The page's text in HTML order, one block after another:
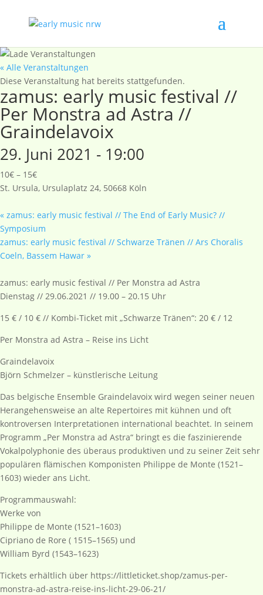
« Alle Veranstaltungen
Diese Veranstaltung hat bereits stattgefunden.
zamus: early music festival //
Per Monstra ad Astra //
Graindelavoix
29. Juni 2021 - 19:00
10€ – 15€
St. Ursula, Ursulaplatz 24, 50668 Köln
« zamus: early music festival // The End of Early Music? //
Symposium
zamus: early music festival // Schwarze Tränen // Ars Choralis
Coeln, Bassem Hawar »
zamus: early music festival // Per Monstra ad Astra
Dienstag // 29.06.2021 // 19.00 – 20.15 Uhr
15 € / 10 € // Kombi-Ticket mit „Schwarze Tränen“: 20 € / 12
Per Monstra ad Astra – Reise ins Licht
Graindelavoix
Björn Schmelzer – künstlerische Leitung
Das belgische Ensemble Graindelavoix wird wegen seiner neuen
Herangehensweise an alte Repertoires mit kühnen und oft
kontroversen Interpretationen international beachtet. In seinem
Programm „Per Monstra ad Astra“ bringt es die faszinierende
Vokalpolyphonie des überaus produktiven und zu seiner Zeit sehr
populären flämischen Komponisten Philippe de Monte (1521–
1603) wieder ans Licht.
Programmauswahl:
Werke von
Philippe de Monte (1521–1603)
Cipriano de Rore ( 1515–1565) und
William Byrd (1543–1623)
Tickets erhältlich über https://littleticket.shop/zamus-per-
monstra-ad-astra-reise-ins-licht-29-06-21/